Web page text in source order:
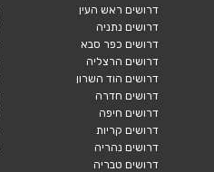
דרושים ראש העין
דרושים נתניה
דרושים כפר סבא
דרושים הרצליה
דרושים הוד השרון
דרושים חדרה
דרושים חיפה
דרושים קריות
דרושים נהריה
דרושים טבריה